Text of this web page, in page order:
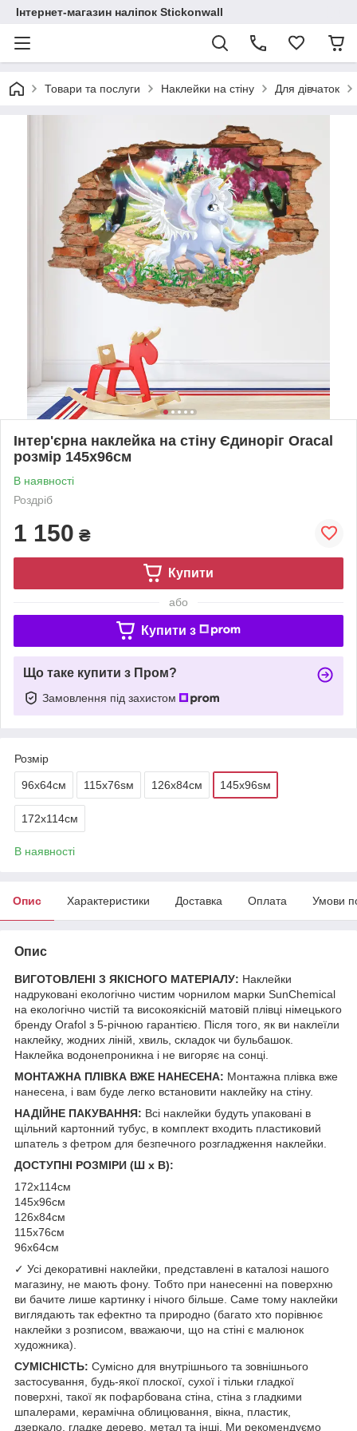
Інтернет-магазин наліпок Stickonwall
Товари та послуги Наклейки на стіну Для дівчаток
Інтер'єрна наклейка на стіну Єдиноріг Oracal
розмір 145х96см
В наявності
Роздріб
1 150 ₴
Купити
або
Купити з
Що таке купити з Пром?
Замовлення під захистом
Розмір
96х64см 115x76sм 126х84см 145x96sм
172х114см
В наявності
Опис Характеристики Доставка Оплата Умови
Опис
ВИГОТОВЛЕНІ З ЯКІСНОГО МАТЕРІАЛУ: Наклейки
надруковані екологічно чистим чорнилом марки SunChemical
на екологічно чистій та високоякісній матовій плівці німецького
бренду Orafol з 5-річною гарантією. Після того, як ви наклеїли
наклейку, жодних ліній, хвиль, складок чи бульбашок.
Наклейка водонепроникна і не вигоряє на сонці.
МОНТАЖНА ПЛІВКА ВЖЕ НАНЕСЕНА: Монтажна плівка вже
нанесена, і вам буде легко встановити наклейку на стіну.
НАДІЙНЕ ПАКУВАННЯ: Всі наклейки будуть упаковані в
щільний картонний тубус, в комплект входить пластиковий
шпатель з фетром для безпечного розгладження наклейки.
ДОСТУПНІ РОЗМІРИ (Ш х В):
172х114см
145х96см
126х84см
115х76см
96х64см
✓ Усі декоративні наклейки, представлені в каталозі нашого
магазину, не мають фону. Тобто при нанесенні на поверхню
ви бачите лише картинку і нічого більше. Саме тому наклейки
виглядають так ефектно та природно (багато хто порівнює
наклейки з розписом, вважаючи, що на стіні є малюнок
художника).
СУМІСНІСТЬ: Сумісно для внутрішнього та зовнішнього
застосування, будь-якої плоскої, сухої і тільки гладкої
поверхні, такої як пофарбована стіна, стіна з гладкими
шпалерами, керамічна облицювання, вікна, пластик,
дзеркало, гладке дерево, метал та інші. Ми рекомендуємо